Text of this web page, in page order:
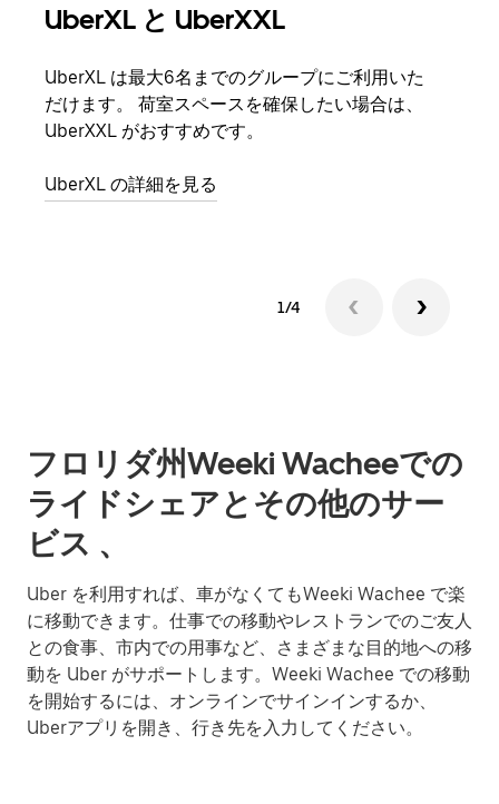
UberXL と UberXXL
UberXL は最大6名までのグループにご利用いた
だけます。 荷室スペースを確保したい場合は、
UberXXL がおすすめです。
UberXL の詳細を見る
1/4
フロリダ州Weeki Wacheeでの
ライドシェアとその他のサー
ビス 、
Uber を利用すれば、車がなくてもWeeki Wachee で楽
に移動できます。仕事での移動やレストランでのご友人
との食事、市内での用事など、さまざまな目的地への移
動を Uber がサポートします。Weeki Wachee での移動
を開始するには、オンラインでサインインするか、
Uberアプリを開き、行き先を入力してください。